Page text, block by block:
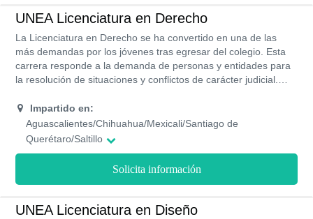
adquiridos.
UNEA Licenciatura en Derecho
La Licenciatura en Derecho se ha convertido en una de las
más demandas por los jóvenes tras egresar del colegio. Esta
carrera responde a la demanda de personas y entidades para
la resolución de situaciones y conflictos de carácter judicial.
legales que demanda la sociedad mexicana. Estudiar en la
UNEA te brindará los siguientes beneficios cuentas con un
sistema de inglés en línea que te permite acreditarlo como
nivel nacional de la red Aliat Universidades.
Impartido en:
Aguascalientes/Chihuahua/Mexicali/Santiago de
Querétaro/Saltillo
Solicita información
UNEA Licenciatura en Diseño